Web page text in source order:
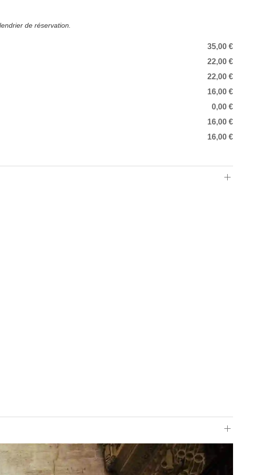
de réservation.
35,00 €
22,00 €
22,00 €
16,00 €
0,00 €
16,00 €
16,00 €